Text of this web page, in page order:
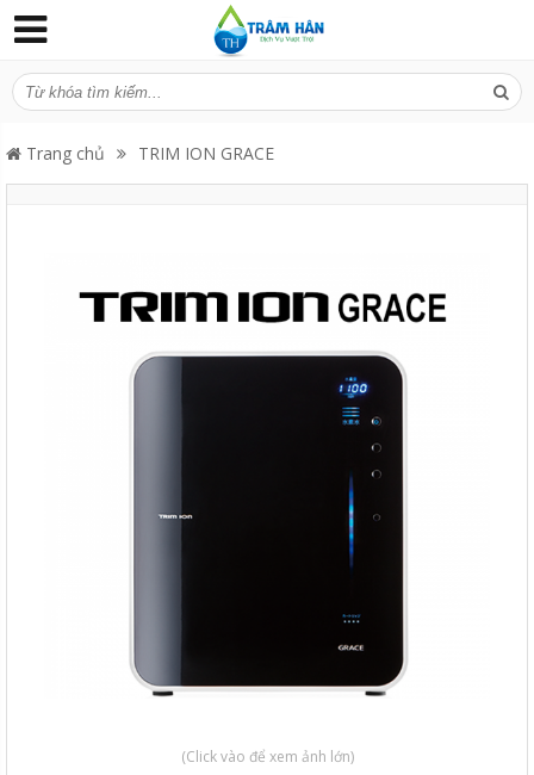
Trang chủ TRIM ION GRACE
(Click vào để xem ảnh lớn)